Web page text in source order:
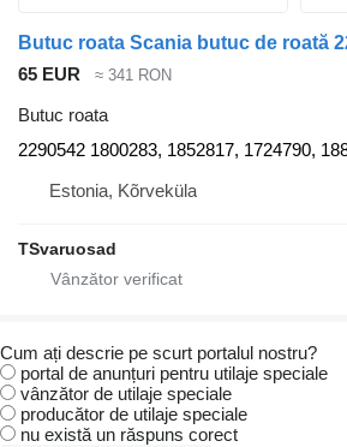
65 EUR ≈ 341 RON
Butuc roata
2290542 1800283, 1852817, 1724790,
Estonia, Kõrveküla
TSvaruosad
Cum ați descrie pe scurt portalul nostru?
portal de anunțuri pentru utilaje speciale
vânzător de utilaje speciale
producător de utilaje speciale
nu există un răspuns corect